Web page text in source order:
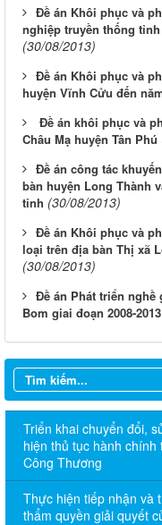
​Đề án Khôi phục và
nghiệp truyền thống
(30/08/2013)
​Đề án Khôi phục và
huyện Vĩnh Cửu đến
Đề án khôi phục và
Châu Mạ huyện Tân Phú
​Đề án công tác
bàn huyện Long Thành
tỉnh (30/08/2013)
​Đề án Khôi phục và
loại trên địa bàn Thị xã
(30/08/2013)
​Đề án Phát triển nghề
Bom giai đoạn 2008-2013
Triển khai chuyển đổi,
hiện thủ tục hành
Công Thương
Thực hiện tiếp nhận và
thẩm quyền giải quyết